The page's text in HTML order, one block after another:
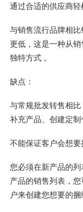
通过合适的供应商
与销售流行品牌相
更低，这是一种从
独特方式 。
缺点：
与常规批发转售相
补充产品、创建定制
不能保证客户会想要
您必须在新产品的
产品的销售列表，
户来创建您想要的捆